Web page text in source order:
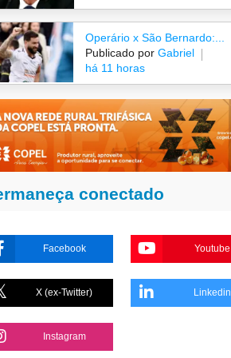
Operário x São Bernardo:...
Publicado porGabriel
há 11 horas
conectado
Facebook Youtube
X (ex-Twitter) Linkedin
Instagram